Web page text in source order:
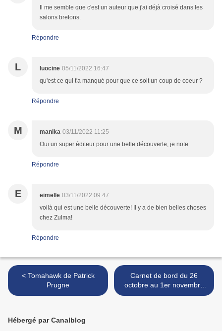
Il me semble que c'est un auteur que j'ai déjà croisé dans les
salons bretons.
Répondre
L luocine 05/11/2022 16:47
qu'est ce qui t'a manqué pour que ce soit un coup de coeur ?
Répondre
M manika 03/11/2022 11:25
Oui un super éditeur pour une belle découverte, je note
Répondre
E eimelle 03/11/2022 09:47
voilà qui est une belle découverte! Il y a de bien belles choses
chez Zulma!
Répondre
< Tomahawk de Patrick
Prugne
Carnet de bord du 26
octobre au 1er novembre
2022 >
Hébergé par Canalblog